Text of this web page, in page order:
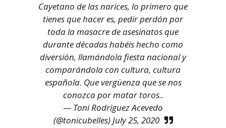
Cayetano de las narices, lo primero que
tienes que hacer es, pedir perdón por
toda la masacre de asesinatos que
durante décadas habéis hecho como
diversión, llamándola fiesta nacional y
comparándola con cultura, cultura
española. Que vergüenza que se nos
conozca por matar toros..
— Toni Rodriguez Acevedo
(@tonicubelles)July 25, 2020